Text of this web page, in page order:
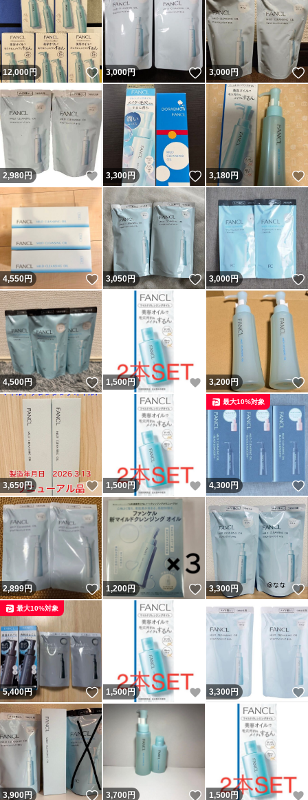
12,000円 いいね！
3,000円 いいね！
3,000円
2,980円 いいね！
3,300円 いいね！
3,180円
4,550円 いいね！
3,050円 いいね！
3,000円
4,500円 いいね！
1,500円 いいね！
3,200円
3,650円 いいね！
1,500円 いいね！
4,300円
最大10%対象
2,899円 いいね！
1,200円 いいね！
3,300円
5,400円 いいね！
最大10%対象
1,500円 いいね！
3,300円
3,900円 いいね！
3,700 円 いいね！
1,500円